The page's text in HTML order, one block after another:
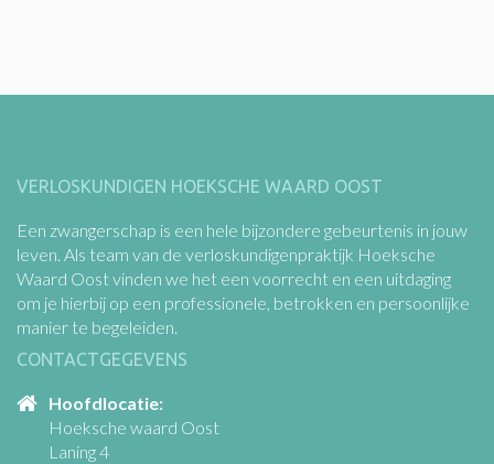
VERLOSKUNDIGEN HOEKSCHE WAARD OOST
Een zwangerschap is een hele bijzondere gebeurtenis in jouw
leven. Als team van de verloskundigenpraktijk Hoeksche
Waard Oost vinden we het een voorrecht en een uitdaging
om je hierbij op een professionele, betrokken en persoonlijke
manier te begeleiden.
CONTACTGEGEVENS
Hoofdlocatie:
Hoeksche waard Oost
Laning 4